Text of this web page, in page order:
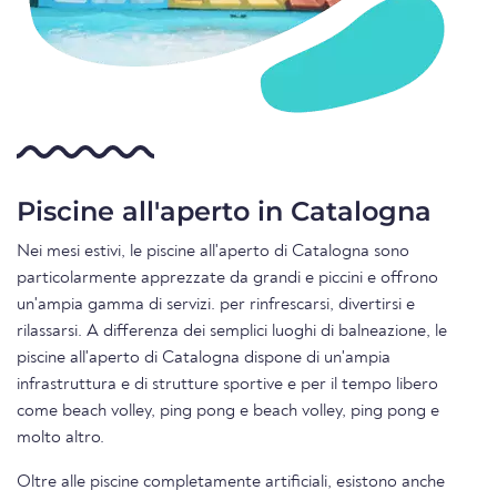
Piscine all'aperto in Catalogna
Nei mesi estivi, le piscine all'aperto di Catalogna sono
particolarmente apprezzate da grandi e piccini e offrono
un'ampia gamma di servizi. per rinfrescarsi, divertirsi e
rilassarsi. A differenza dei semplici luoghi di balneazione, le
piscine all'aperto di Catalogna dispone di un'ampia
infrastruttura e di strutture sportive e per il tempo libero
come beach volley, ping pong e beach volley, ping pong e
molto altro.
Oltre alle piscine completamente artificiali, esistono anche